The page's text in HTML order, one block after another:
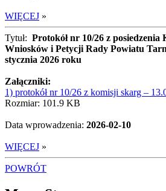
WIĘCEJ »
Tytuł: Protokół nr 10/26 z posiedzenia
Wniosków i Petycji Rady Powiatu
stycznia 2026 roku
Załączniki:
1) protokół nr 10/26 z komisji skarg –
Rozmiar: 101.9 KB
Data wprowadzenia: 2026-02-10
WIĘCEJ »
POWRÓT